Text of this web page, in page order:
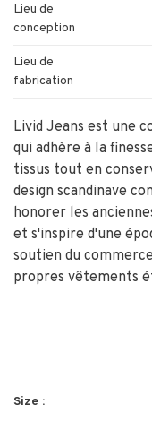
Lieu de
conception
Lieu de
fabrication
Livid Jeans est une
qui adhère à la
tissus tout en
design scandinave
honorer les
et s'inspire d'une
soutien du
propres vêtements
Size :